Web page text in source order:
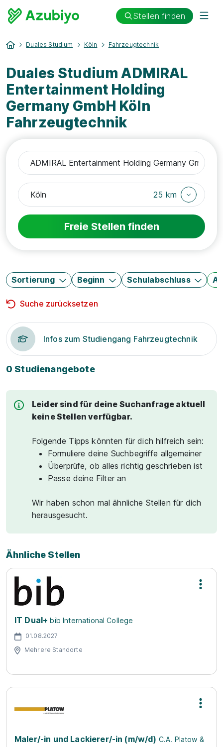
Stellen finden
Duales Studium Köln Fahrzeugtechnik
Duales Studium ADMIRAL
Entertainment Holding
Germany GmbH Köln
Fahrzeugtechnik
25 km
Freie Stellen finden
Sortierung Beginn Schulabschluss
Suche zurücksetzen
Infos zum Studiengang Fahrzeugtechnik
0 Studienangebote
Leider sind für deine Suchanfrage aktuell
keine Stellen verfügbar.
Folgende Tipps könnten für dich hilfreich sein:
Formuliere deine Suchbegriffe allgemeiner
Überprüfe, ob alles richtig geschrieben ist
Passe deine Filter an
Wir haben schon mal ähnliche Stellen für dich
herausgesucht.
Ähnliche Stellen
IT Dual+ bib International College
01.08.2027
Mehrere Standorte
Maler/-in und Lackierer/-in (m/w/d) C.A. Platow &